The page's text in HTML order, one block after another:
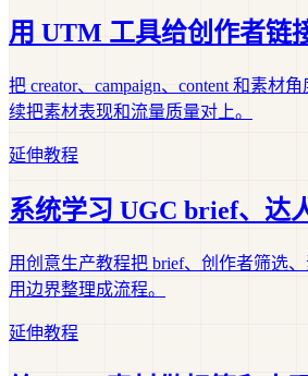
用 UTM 工具给创作者链
把 creator、campaign、content 和素材
续把素材表现和流量质量对上。
延伸教程
系统学习 UGC brief、达
用创意生产教程把 brief、创作者筛选
用边界整理成流程。
延伸教程